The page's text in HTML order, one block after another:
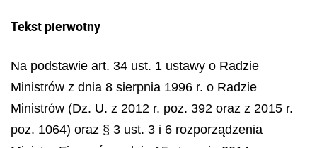
Tekst pierwotny
Na podstawie art. 34 ust. 1 ustawy o Radzie
Ministrów z dnia 8 sierpnia 1996 r. o Radzie
Ministrów (Dz. U. z 2012 r. poz. 392 oraz z 2015 r.
poz. 1064) oraz § 3 ust. 3 i 6 rozporządzenia